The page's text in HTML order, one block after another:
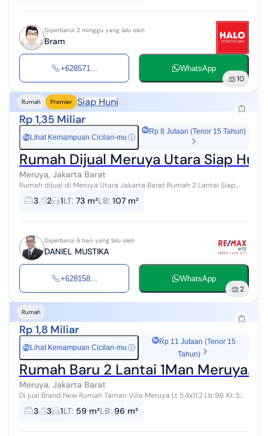
Diperbarui 2 minggu yang lalu oleh
Bram
+628571... WhatsApp
10
Rumah Premier Siap Huni
Rp 1,35 Miliar
Rp Lihat Kemampuan Cicilan-mu ⓘ
Rp 8 Jutaan (Tenor 15 Tahun)
Rumah Dijual Meruya Utara Siap
Meruya, Jakarta Barat
Rumah dijual di Meruya Utara Jakarta Barat Rumah 2 Lantai Siap
Huni Hanya 1,35 M Kembangan Jakarta Barat SHM Uk.LT 73m² LB 107
m² Kamar...
3 2 1LT: 73 m²LB: 107 m²
Diperbarui 6 hari yang lalu oleh
DANIEL MUSTIKA
+628158... WhatsApp
2
Rumah
Rp 1,8 Miliar
Rp Lihat Kemampuan Cicilan-mu ⓘ
Rp 11 Jutaan (Tenor 15
Tahun)
Rumah Baru 2 Lantai 1Man Meruya.
Meruya, Jakarta Barat
Di jual Brand New Rumah Taman Villa Meruya Lt 5.4x11.2 Lb 96 Kt 3
3 3 1LT: 59 m²LB: 96 m²